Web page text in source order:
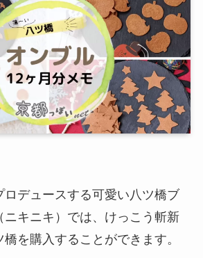
ロデュースする可愛い八ツ橋ブ
ニキニキ）では、けっこう斬新
を購入することができます。